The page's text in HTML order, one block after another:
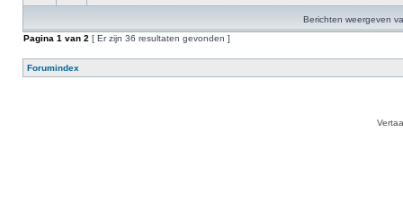
Berichten weergeven
Pagina 1 van 2 [ Er zijn 36 resultaten gevonden ]
Forumindex